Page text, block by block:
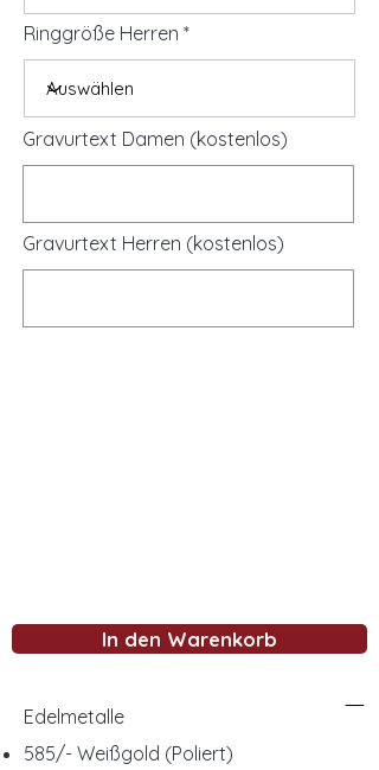
Ringgröße Herren
Gravurtext Damen (kostenlos)
Gravurtext Herren (kostenlos)
In den Warenkorb
Edelmetalle
585/- Weißgold (Poliert)